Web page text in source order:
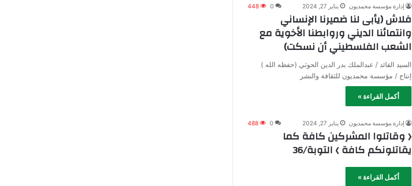
إدارة مؤسسة محمديون يناير 27, 2024 0
448
فلاش (يأبى لنا ضميرنا الإنساني
وانتمائنا الديني وروابطنا الأخوية مع
الشعب الفلسطيني أن نسكت)
السيد القائد / عبدالملك بدر الدين الحوثي (حفظه الله )
إنتاج / مؤسسة محمديون للثقافة والنشر
أكمل القراءة »
إدارة مؤسسة محمديون يناير 27, 2024 0
488
﴿ وقاتلوا المشركين كافة كما
يقاتلونكم كافة ﴾ التوبة/36
أكمل القراءة »